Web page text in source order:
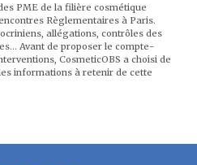
PME de la filière cosmétique
Règlementaires à Paris.
allégations, contrôles des
Avant de proposer le compte-
CosmeticOBS a choisi de
informations à retenir de cette